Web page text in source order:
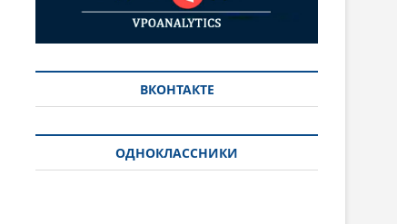
ВКОНТАКТЕ
ОДНОКЛАССНИКИ